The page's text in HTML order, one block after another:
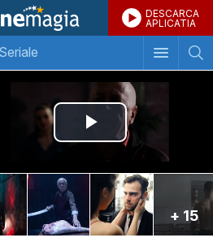
DESCARCA
APLICATIA
Seriale
+ 15